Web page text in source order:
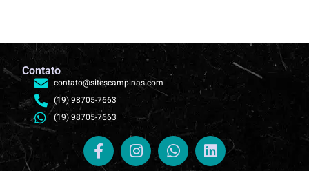
Contato
contato@sitescampinas.com
(19) 98705-7663
(19) 98705-7663